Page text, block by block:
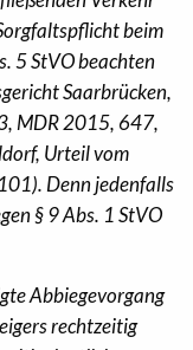
beim
5 StVO beachten
Saarbrücken,
MDR 2015, 647,
Urteil vom
Denn jedenfalls
§ 9 Abs. 1 StVO
Abbiegevorgang
rechtzeitig